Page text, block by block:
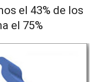
el 43% de los
el 75%